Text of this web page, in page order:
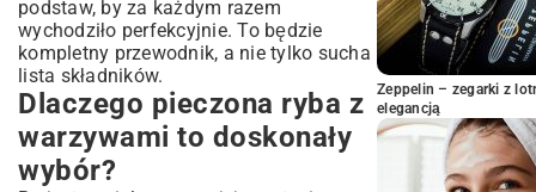
Sezonowe warzywa: od wiosny do zimy na
Twoim talerzu
Marynaty i przyprawy, które podkreślą
smak dania
Kompletny przepis na pieczoną rybę z
warzywami krok po kroku
Składniki, których potrzebujesz do
podstaw, by za każdym razem
wychodziło perfekcyjnie. To będzie
kompletny przewodnik, a nie tylko sucha
lista składników.
Dlaczego pieczona ryba z
warzywami to doskonały
wybór?
Zeppelin – zegarki z
elegancją